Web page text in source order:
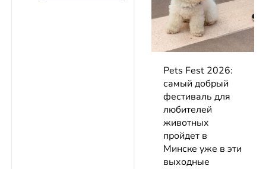
Pets Fest 2026:
самый добрый
фестиваль для
любителей
животных
пройдет в
Минске уже в эти
выходные